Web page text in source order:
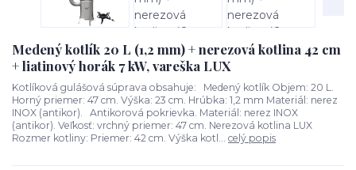
Medený kotlík 20 L (1,2 mm) + nerezová kotlina 42 cm
+ liatinový horák 7 kW, vareška LUX
Kotlíková gulášová súprava obsahuje: Medený kotlík Objem: 20 L.
Horný priemer: 47 cm. Výška: 23 cm. Hrúbka: 1,2 mm Materiál: nerez
INOX (antikor). Antikorová pokrievka. Materiál: nerez INOX
(antikor). Veľkosť: vrchný priemer: 47 cm. Nerezová kotlina LUX
Rozmer kotliny: Priemer: 42 cm. Výška kotl... celý popis